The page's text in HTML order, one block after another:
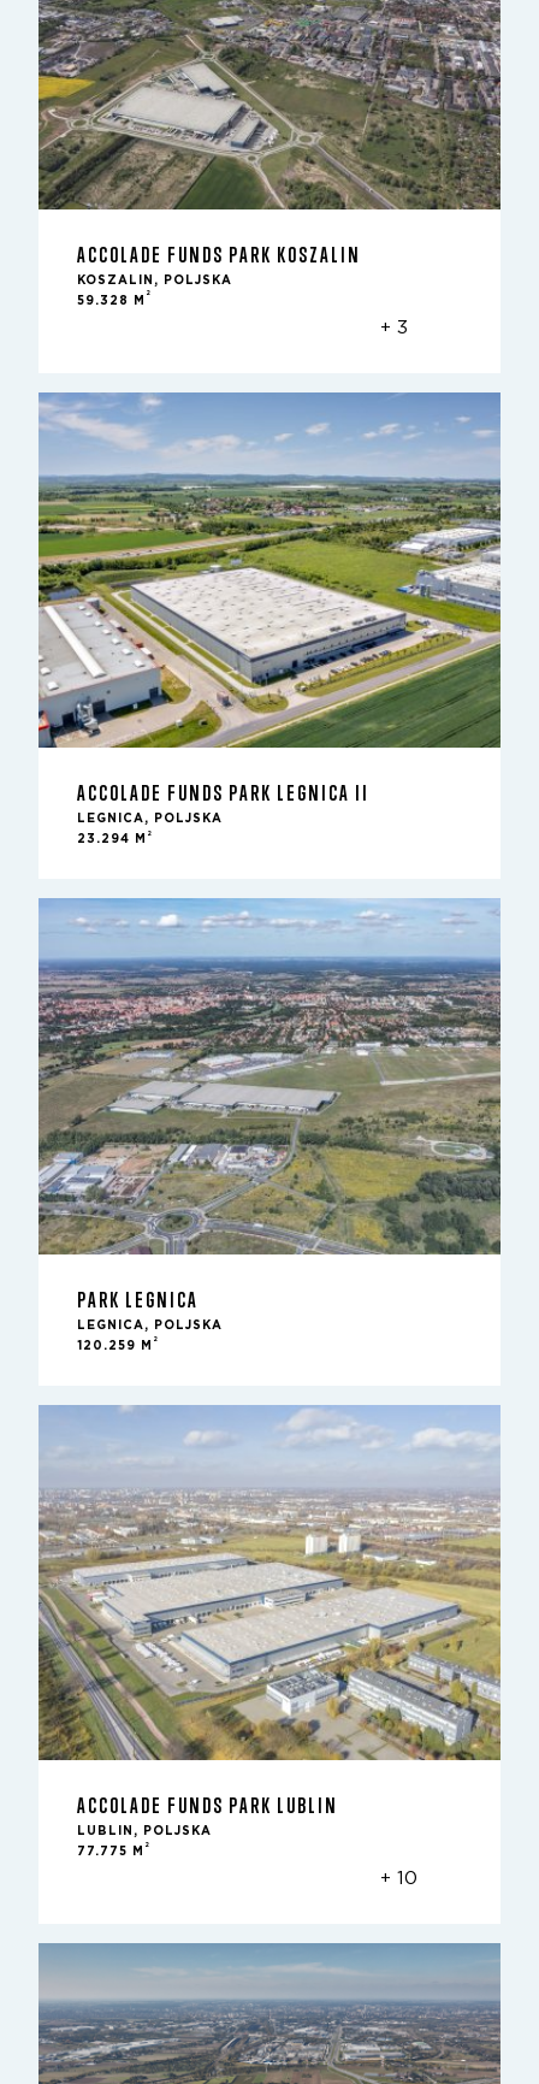
ACCOLADE FUNDS PARK KOSZALIN
KOSZALIN, POLJSKA
59.328 M
2
+ 3
ACCOLADE FUNDS PARK LEGNICA II
LEGNICA, POLJSKA
23.294 M
2
PARK LEGNICA
LEGNICA, POLJSKA
120.259 M
2
ACCOLADE FUNDS PARK LUBLIN
LUBLIN, POLJSKA
77.775 M
2
+ 10